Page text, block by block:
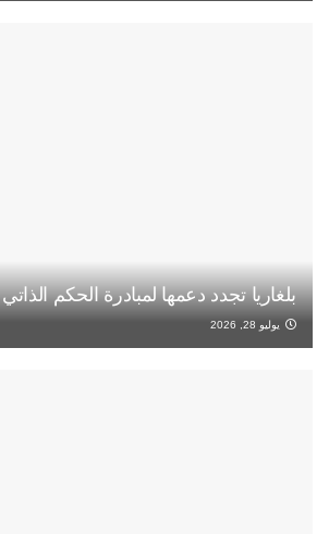
بلغاريا تجدد دعمها لمبادرة الحكم
يوليو 28, 2026